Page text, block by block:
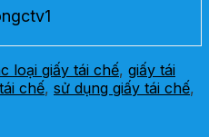
loại giấy tái chế, giấy tái
chế, sử dụng giấy tái chế,